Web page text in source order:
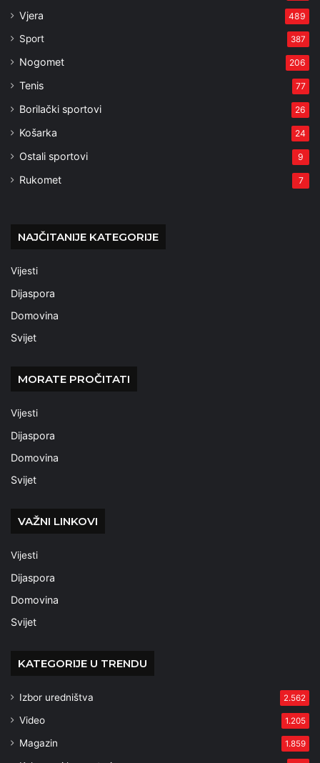
Vjera 489
Sport 387
Nogomet 206
Tenis 77
Borilački sportovi 26
Košarka 24
Ostali sportovi 9
Rukomet 7
NAJČITANIJE KATEGORIJE
Vijesti
Dijaspora
Domovina
Svijet
MORATE PROČITATI
Vijesti
Dijaspora
Domovina
Svijet
VAŽNI LINKOVI
Vijesti
Dijaspora
Domovina
Svijet
KATEGORIJE U TRENDU
Izbor uredništva 2.562
Video 1.205
Magazin 1.859